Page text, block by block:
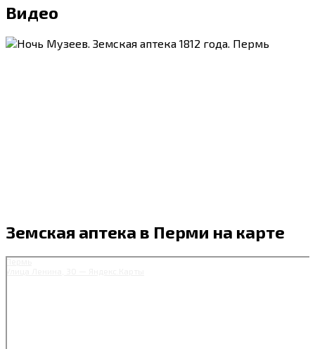
Видео
Земская аптека в Перми на карте